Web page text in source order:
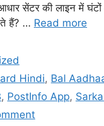
सेंटर की लाइन में
हैं? … Read more
Hindi, Bal
, PostInfo App,